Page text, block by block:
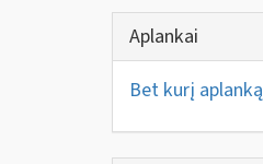
Aplankai
Bet kurį aplanką